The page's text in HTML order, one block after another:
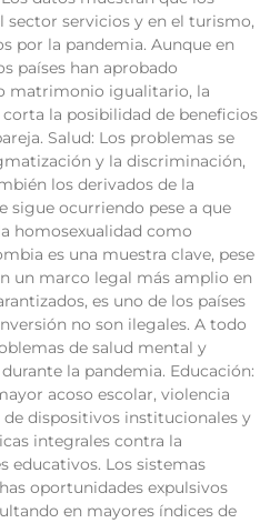
sector servicios y en el turismo,
por la pandemia. Aunque en
países han aprobado
matrimonio igualitario, la
la posibilidad de beneficios
Salud: Los problemas se
y la discriminación,
los derivados de la
sigue ocurriendo pese a que
homosexualidad como
es una muestra clave, pese
un marco legal más amplio en
es uno de los países
no son ilegales. A todo
de salud mental y
la pandemia. Educación:
acoso escolar, violencia
dispositivos institucionales y
integrales contra la
educativos. Los sistemas
oportunidades expulsivos
en mayores índices de